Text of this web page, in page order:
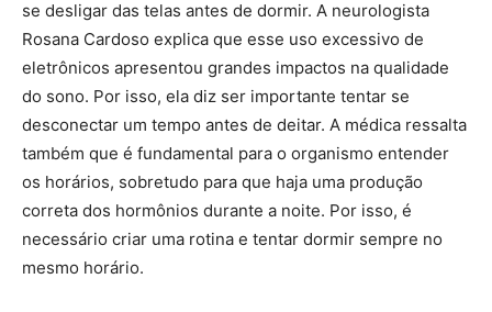
se desligar das telas antes de dormir. A neurologista
Rosana Cardoso explica que esse uso excessivo de
eletrônicos apresentou grandes impactos na qualidade
do sono. Por isso, ela diz ser importante tentar se
desconectar um tempo antes de deitar. A médica ressalta
também que é fundamental para o organismo entender
os horários, sobretudo para que haja uma produção
correta dos hormônios durante a noite. Por isso, é
necessário criar uma rotina e tentar dormir sempre no
mesmo horário.